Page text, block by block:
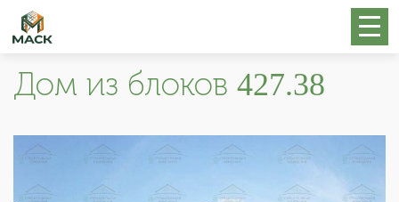
Дом из блоков 427.38